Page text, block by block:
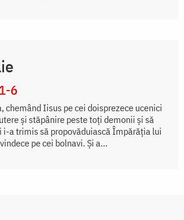
6
chemând Iisus pe cei doisprezece ucenici
și stăpânire peste toți demonii și să
i-a trimis să propovăduiască Împărăția lui
pe cei bolnavi. Și a...